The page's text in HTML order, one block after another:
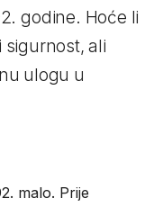
godine. Hoće li
sigurnost, ali
ulogu u
malo. Prije